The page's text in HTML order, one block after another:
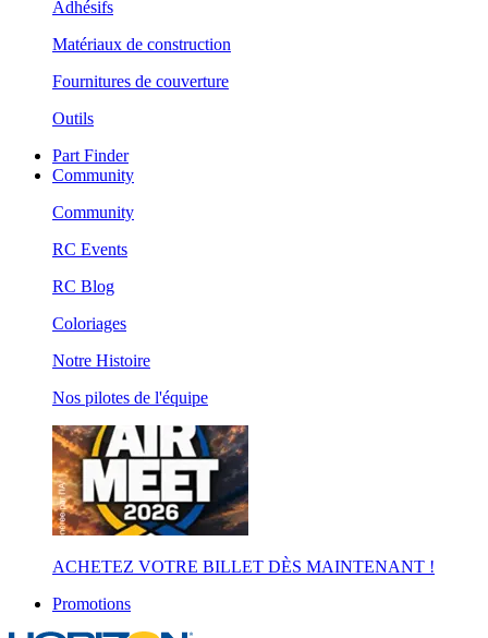
Adhésifs
Matériaux de construction
Fournitures de couverture
Outils
Part Finder
Community
Community
RC Events
RC Blog
Coloriages
Notre Histoire
Nos pilotes de l'équipe
ACHETEZ VOTRE BILLET DÈS MAINTENANT !
Promotions